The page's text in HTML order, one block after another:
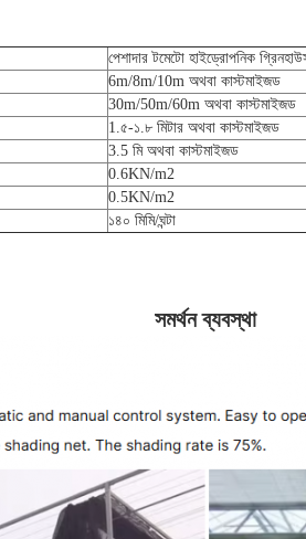
পেশাদার টমেটো হাইড্রোপনিক
6m/8m/10m অথবা কাস্টমাইজড
30m/50m/60m অথবা কাস্টমাইজড
1.৫-১.৮ মিটার অথবা কাস্টমাইজড
3.5 মি অথবা কাস্টমাইজড
0.6KN/m2
0.5KN/m2
১৪০ মিমি/ঘন্টা
সমর্থন ব্যবস্থা